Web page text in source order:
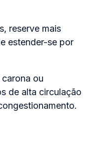
reserve mais
estender-se por
ou
de alta circulação